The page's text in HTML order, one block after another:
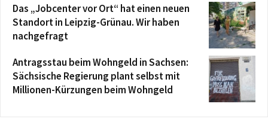
Das „Jobcenter vor Ort“ hat einen neuen
Standort in Leipzig-Grünau. Wir haben
nachgefragt
Antragsstau beim Wohngeld in Sachsen:
Sächsische Regierung plant selbst mit
Millionen-Kürzungen beim Wohngeld